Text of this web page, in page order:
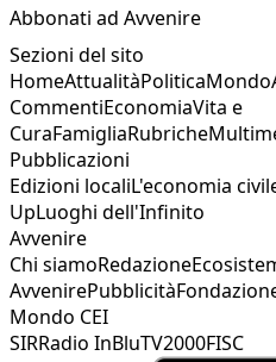
Abbonati ad Avvenire
Sezioni del sito
HomeAttualitàPoliticaMondo
CommentiEconomiaVita e
CuraFamigliaRubriche
Pubblicazioni
Edizioni localiL'economia
UpLuoghi dell'Infinito
Avvenire
Chi siamoRedazione
AvvenirePubblicità
Mondo CEI
SIRRadio InBluTV2000FISC